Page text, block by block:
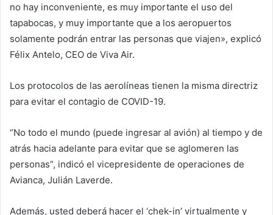
no hay inconveniente, es muy importante el uso del
tapabocas, y muy importante que a los aeropuertos
solamente podrán entrar las personas que viajen», explicó
Félix Antelo, CEO de Viva Air.
Los protocolos de las aerolíneas tienen la misma directriz
para evitar el contagio de COVID-19.
“No todo el mundo (puede ingresar al avión) al tiempo y de
atrás hacia adelante para evitar que se aglomeren las
personas”, indicó el vicepresidente de operaciones de
Avianca, Julián Laverde.
Además, usted deberá hacer el ‘chek-in’ virtualmente y